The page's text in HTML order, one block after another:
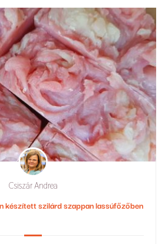
Csiszár Andrea
készített szilárd szappan lassúfőzőben